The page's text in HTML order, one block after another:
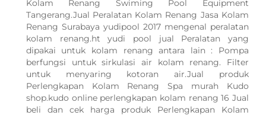
Kolam Renang Swiming Pool Equipment
Tangerang.Jual Peralatan Kolam Renang Jasa Kolam
Renang Surabaya yudipool 2017 mengenal peralatan
kolam renang.ht yudi pool jual Peralatan yang
dipakai untuk kolam renang antara lain : Pompa
berfungsi untuk sirkulasi air kolam renang. Filter
untuk menyaring kotoran air.Jual produk
Perlengkapan Kolam Renang Spa murah Kudo
shop.kudo online perlengkapan kolam renang 16 Jual
beli dan cek harga produk Perlengkapan Kolam